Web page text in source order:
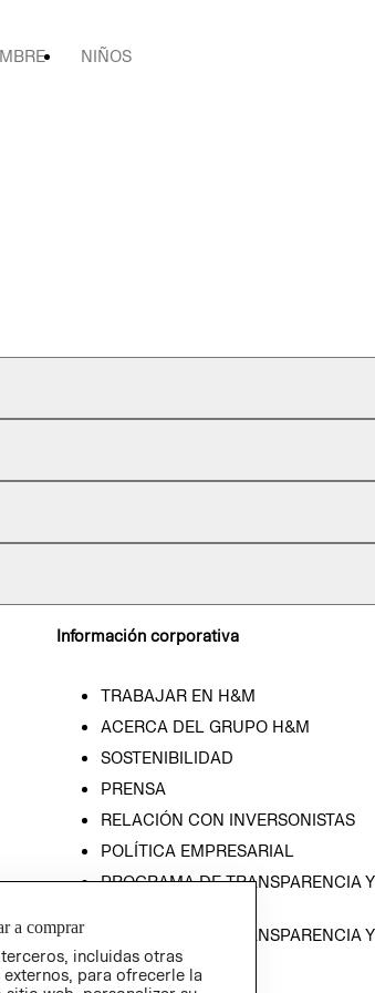
NIÑOS
Información corporativa
TRABAJAR EN H&M
ACERCA DEL GRUPO H&M
SOSTENIBILIDAD
PRENSA
RELACIÓN CON INVERSONISTAS
POLÍTICA EMPRESARIAL
PROGRAMA DE TRANSPARENCIA Y
PROGRAMA DE TRANSPARENCIA Y
ÉTICA (INGLÉS)
a comprar
incluidas otras
para ofrecerle la